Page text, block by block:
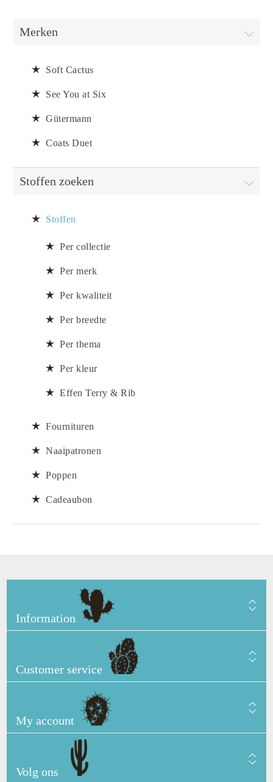
Merken
Soft Cactus
See You at Six
Gütermann
Coats Duet
Stoffen zoeken
Stoffen
Per collectie
Per merk
Per kwaliteit
Per breedte
Per thema
Per kleur
Effen Terry & Rib
Fournituren
Naaipatronen
Poppen
Cadeaubon
Information
Customer service
My account
Volg ons